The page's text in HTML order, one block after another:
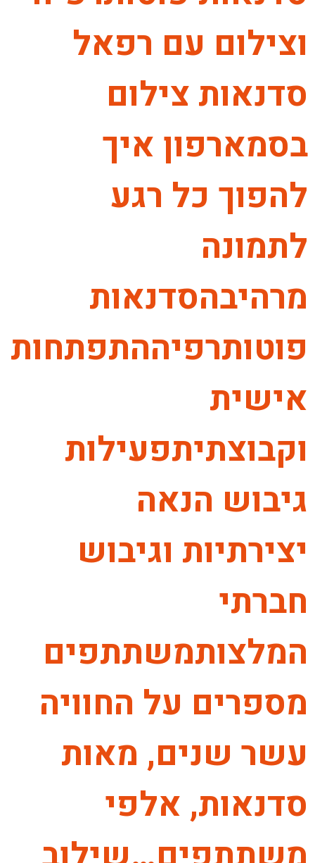
וצילום עם רפאל
סדנאות צילום
בסמארפון איך
להפוך כל רגע
לתמונה
מרהיבהסדנאות
פוטותרפיההתפתחות
אישית
וקבוצתיתפעילות
גיבוש הנאה
יצירתיות וגיבוש
חברתי
המלצותמשתתפים
מספרים על החוויה
עשר שנים, מאות
סדנאות, אלפי